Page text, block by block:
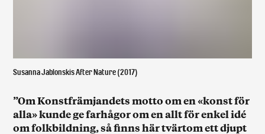
Susanna Jablonskis After Nature (2017)
”Om Konstfrämjandets motto om en «konst för
alla» kunde ge farhågor om en allt för enkel idé
om folkbildning, så finns här tvärtom ett djupt